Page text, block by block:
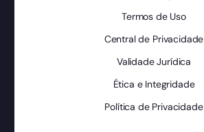
Termos de Uso
Central de Privacidade
Validade Jurídica
Ética e Integridade
Política de Privacidade